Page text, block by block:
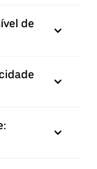
de